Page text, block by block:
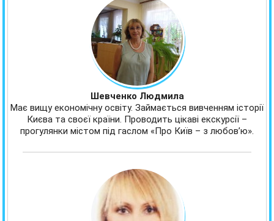
Шевченко Людмила
Має вищу економічну освіту. Займається вивченням історії
Києва та своєї країни. Проводить цікаві екскурсії –
прогулянки містом під гаслом «Про Київ – з любов’ю».